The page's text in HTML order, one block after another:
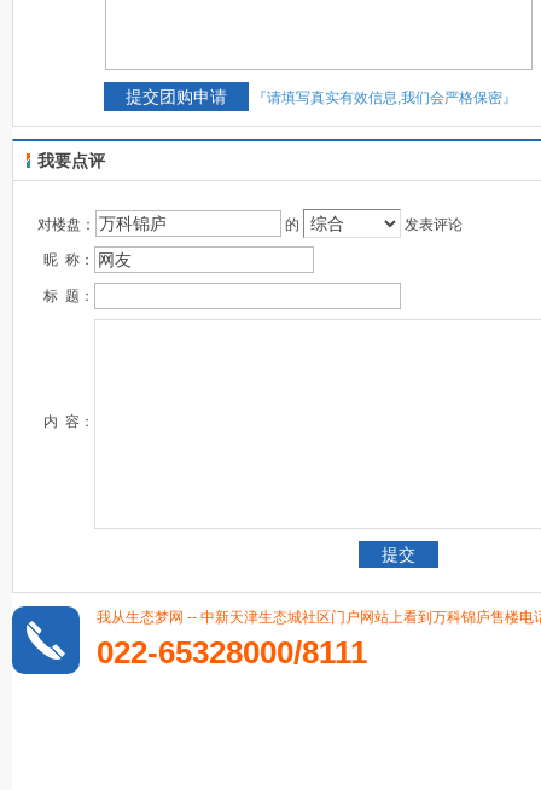
『请填写真实有效信息,我们会严格保密』
我要点评
对楼盘： 的 发表评论
昵 称：
标 题：
内 容：
我从生态梦网 -- 中新天津生态城社区门户网站上看到万科锦庐售楼电
022-65328000/8111